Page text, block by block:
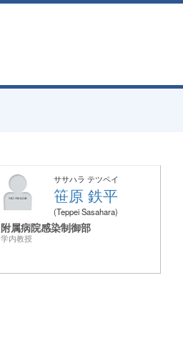
ササハラ テツペイ
笹原 鉄平
Teppei Sasahara
附属病院感染制御部
学内教授